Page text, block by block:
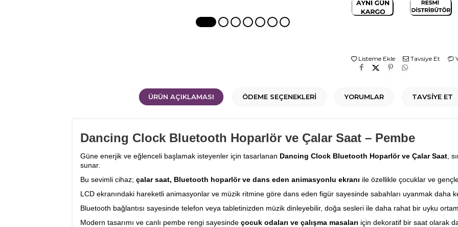
Listeme Ekle Tavsiye Et
ÜRÜN AÇIKLAMASI ÖDEME SEÇENEKLERI YORUMLAR TAVSIYE ET
Dancing Clock Bluetooth Hoparlör ve Çalar Saat – Pembe
Güne enerjik ve eğlenceli başlamak isteyenler için tasarlanan Dancing Clock Bluetooth Hoparlör ve Çalar Saat,
sunar.
Bu sevimli cihaz; çalar saat, Bluetooth hoparlör ve dans eden animasyonlu ekranı ile özellikle çocuklar ve
LCD ekranındaki hareketli animasyonlar ve müzik ritmine göre dans eden figür sayesinde sabahları uyanmak daha
Bluetooth bağlantısı sayesinde telefon veya tabletinizden müzik dinleyebilir, doğa sesleri ile daha rahat bir uyku
Modern tasarımı ve canlı pembe rengi sayesinde çocuk odaları ve çalışma masaları için dekoratif bir saat olarak